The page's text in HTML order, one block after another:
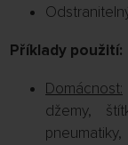
Příklady použití:
Domácnost:
džemy,